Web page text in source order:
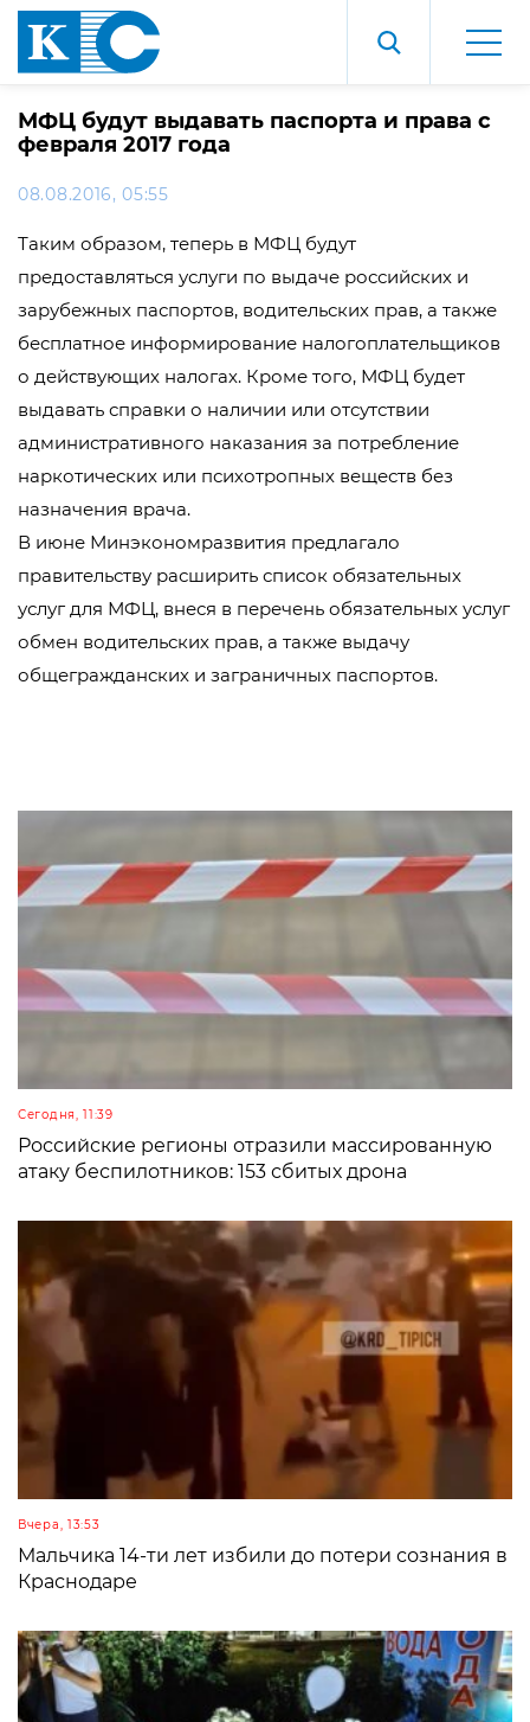
МФЦ будут выдавать паспорта и права с
февраля 2017 года
08.08.2016, 05:55
Таким образом, теперь в МФЦ будут
предоставляться услуги по выдаче российских и
зарубежных паспортов, водительских прав, а также
бесплатное информирование налогоплательщиков
о действующих налогах. Кроме того, МФЦ будет
выдавать справки о наличии или отсутствии
административного наказания за потребление
наркотических или психотропных веществ без
назначения врача.
В июне Минэкономразвития предлагало
правительству расширить список обязательных
услуг для МФЦ, внеся в перечень обязательных услуг
обмен водительских прав, а также выдачу
общегражданских и заграничных паспортов.
Сегодня, 11:39
Российские регионы отразили массированную
атаку беспилотников: 153 сбитых дрона
Вчера, 13:53
Мальчика 14-ти лет избили до потери сознания в
Краснодаре